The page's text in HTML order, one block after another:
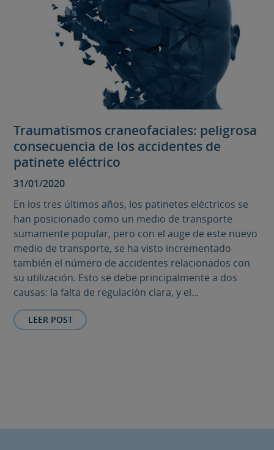
Traumatismos craneofaciales: peligrosa
consecuencia de los accidentes de
patinete eléctrico
31/01/2020
En los tres últimos años, los patinetes eléctricos se
han posicionado como un medio de transporte
sumamente popular, pero con el auge de este nuevo
medio de transporte, se ha visto incrementado
también el número de accidentes relacionados con
su utilización. Esto se debe principalmente a dos
causas: la falta de regulación clara, y el...
LEER POST